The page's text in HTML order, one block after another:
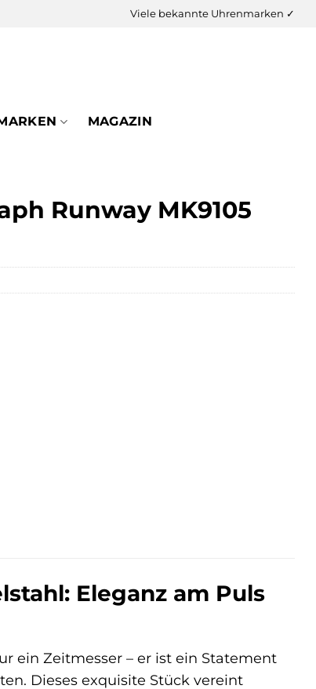
Viele bekannte Uhrenmarken ✓
MAGAZIN
Runway MK9105
Eleganz am Puls
ein Zeitmesser – er ist ein Statement
Dieses exquisite Stück vereint